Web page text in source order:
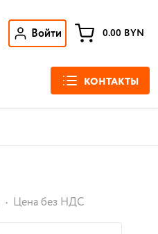
Войти 0.00 BYN
КОНТАКТЫ
Цена без НДС